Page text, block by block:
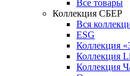
Все товары
Коллекция СБЕР
Вся
ESG
Коллекция
Коллекция
Коллекция